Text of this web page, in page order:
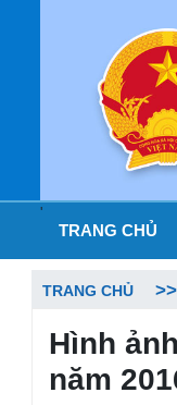
'
TRANG CHỦ
TRANG CHỦ
Hình
năm